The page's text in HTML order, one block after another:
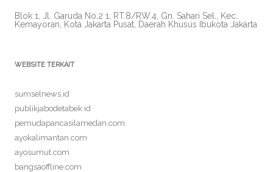
Blok 1, Jl. Garuda No.2 1, RT.8/RW.4, Gn. Sahari Sel., Kec.
Kemayoran, Kota Jakarta Pusat, Daerah Khusus Ibukota Jakarta
WEBSITE TERKAIT
sumselnews.id
publikjabodetabek.id
pemudapancasilamedan.com
ayokalimantan.com
ayosumut.com
bangsaoffline.com